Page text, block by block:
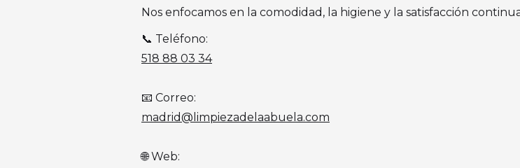
Nos enfocamos en la comodidad, la higiene y la satisfacción
📞 Teléfono:
518 88 03 34
📧 Correo:
madrid@limpiezadelaabuela.com
🌐 Web: